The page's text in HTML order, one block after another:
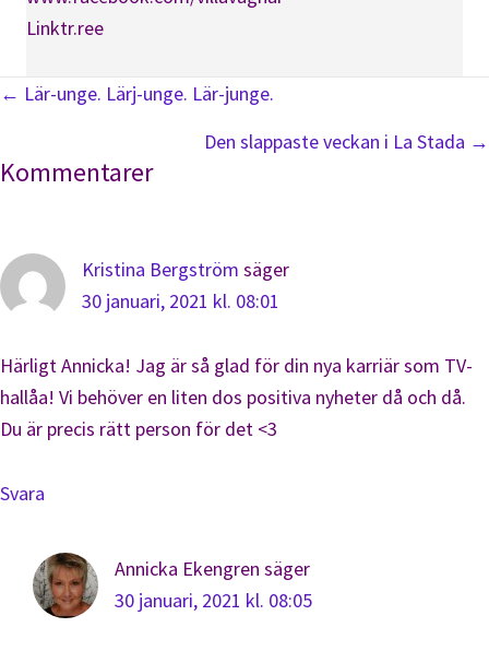
Linktr.ree
Posts
← Lär-unge. Lärj-unge. Lär-junge.
Den slappaste veckan i La Stada →
Läsarkommentarer
Kommentarer
Kristina Bergström säger
30 januari, 2021 kl. 08:01
Härligt Annicka! Jag är så glad för din nya karriär som TV-
hallåa! Vi behöver en liten dos positiva nyheter då och då.
Du är precis rätt person för det <3
Svara
Annicka Ekengren säger
30 januari, 2021 kl. 08:05